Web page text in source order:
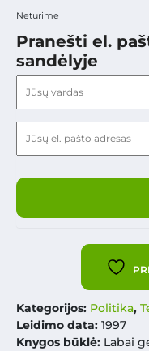
Neturime
Pranešti el.
sandėlyje
Kategorijos: Politika,
Leidimo data: 1997
Knygos būklė: Labai